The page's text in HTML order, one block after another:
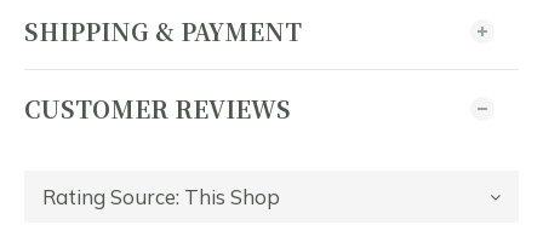
SHIPPING & PAYMENT
CUSTOMER REVIEWS